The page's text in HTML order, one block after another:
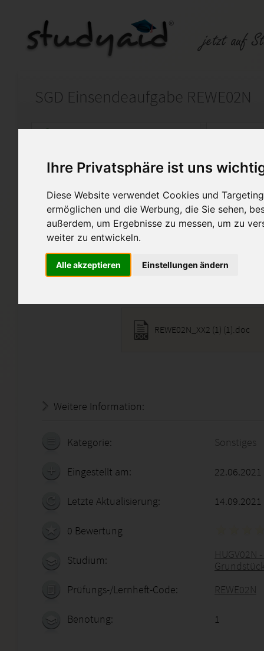
Ihre Privatsphäre ist uns
Diese Website verwendet Cookies und
ermöglichen und die Werbung, die Sie sehen,
außerdem, um Ergebnisse zu messen, um zu
weiter zu entwickeln.
Alle akzeptieren Einstellungen ändern
SGD Einsendeaufgabe REWE02N
Auf StudyAid.de verkaufen
Startseite Sonstiges
Die Aufgabe wurde mit "sehr
Die Arbeit wurde mit der
als Denkanstoß und darf
werden.
REWE02N_XX2 (1) (1).doc
Weitere Information:
Kategorie: Sonstiges
Eingestellt am:
Letzte Aktualisierung: 14.09.2021
0 Bewertung
Studium:
HUGV02N
Prüfungs-/Lernheft-Code:
REWE02N
Benotung: 1